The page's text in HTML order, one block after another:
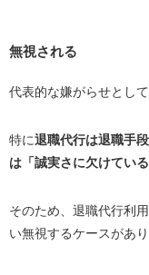
無視される
代表的な嫌がらせとし
特に退職代行は退職手
は「誠実さに欠けてい
そのため、退職代行利
い無視するケースがあり